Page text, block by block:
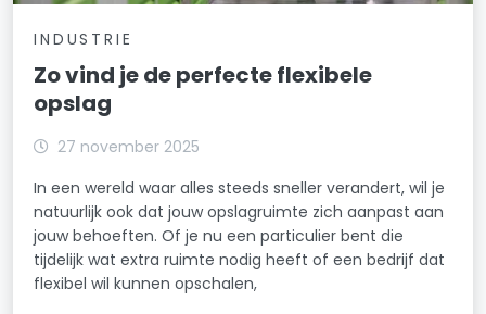
INDUSTRIE
Zo vind je de perfecte flexibele
opslag
27 november 2025
In een wereld waar alles steeds sneller verandert, wil je
natuurlijk ook dat jouw opslagruimte zich aanpast aan
jouw behoeften. Of je nu een particulier bent die
tijdelijk wat extra ruimte nodig heeft of een bedrijf dat
flexibel wil kunnen opschalen,